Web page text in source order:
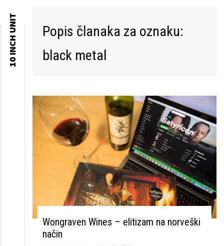
Popis članaka za oznaku:
black metal
Wongraven Wines – elitizam na norveški
način
10 INCH UNIT
Skip to
content